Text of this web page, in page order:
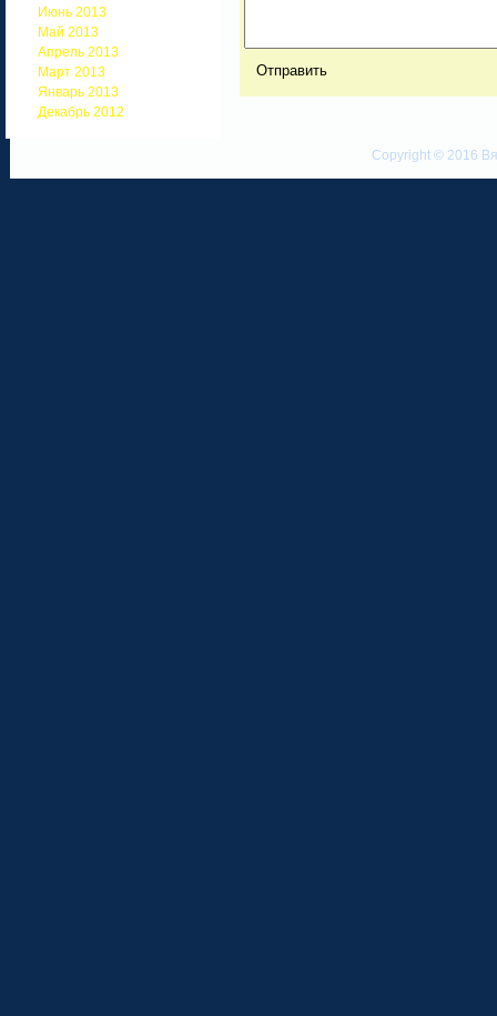
Июнь 2013
Май 2013
Апрель 2013
Март 2013
Январь 2013
Декабрь 2012
Copyright © 2016